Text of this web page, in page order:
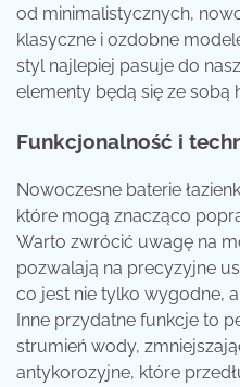
od minimalistycznych,
klasyczne i ozdobne
styl najlepiej pasuje do
elementy będą się ze sobą
Funkcjonalność i
Nowoczesne baterie
które mogą znacząco
Warto zwrócić uwagę na
pozwalają na precyzyjne
co jest nie tylko wygodne,
Inne przydatne funkcje to
strumień wody,
antykorozyjne, które